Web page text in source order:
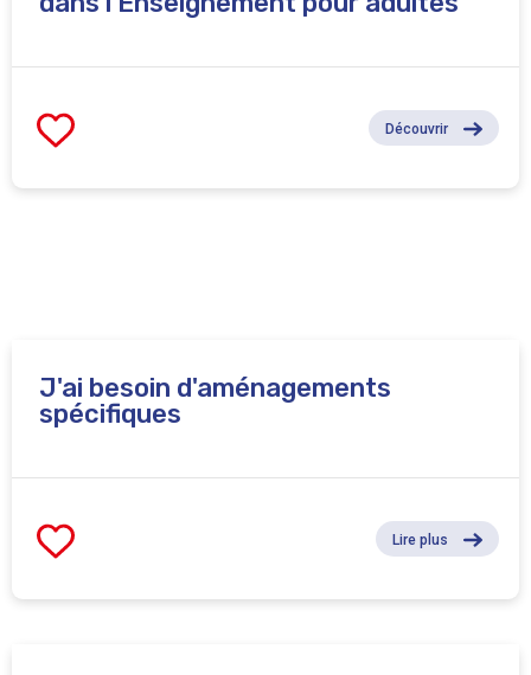
Découvrir
J'ai besoin d'aménagements
spécifiques
Lire plus